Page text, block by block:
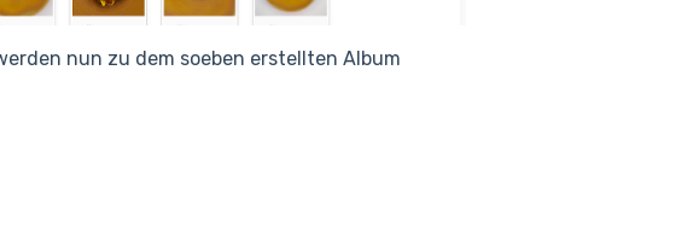
nun zu dem soeben erstellten Album